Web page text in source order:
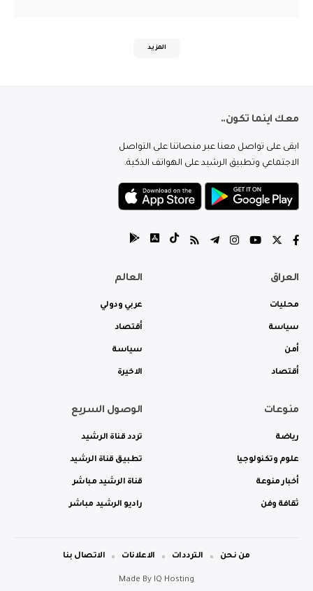
المزيد
معك اينما تكون..
ابقى على تواصل معنا عبر منصاتنا على التواصل
الاجتماعي وتطبيق الرشيد على الهواتف الذكية.
العراق
محليات
سياسة
أمن
أقتصاد
العالم
عربي ودولي
أقتصاد
سياسة
الاخيرة
منوعات
رياضة
علوم وتكنولوجيا
أخبار منوعة
ثقافة وفن
الوصول السريع
تردد قناة الرشيد
تطبيق قناة الرشيد
قناة الرشيد مباشر
راديو الرشيد مباشر
Made By IQ Hosting
من نحن الترددات الاعلانات الاتصال بنا